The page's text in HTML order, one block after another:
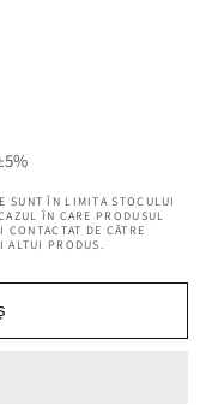
SUNT ÎN LIMITA STOCULUI
ÎN CARE PRODUSUL
DE CĂTRE
ALTUI PRODUS.